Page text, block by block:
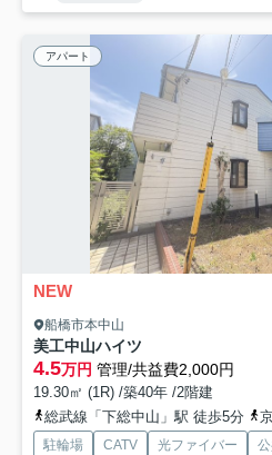
アパート
NEW
船橋市本中山
美工中山ハイツ
4.5万円 管理/共益費2,000円
19.30㎡ (1R) /築40年 /2階建
総武線「下総中山」駅 徒歩5分
駐輪場 CATV 光ファイバー